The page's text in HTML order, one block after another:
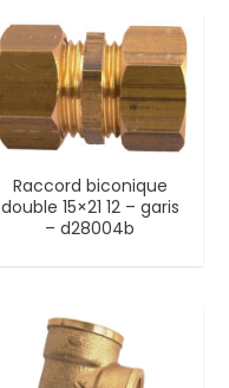
Raccord biconique
double 15×21 12 – garis
– d28004b